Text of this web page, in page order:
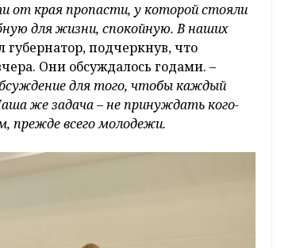
от края пропасти, у которой стояли
для жизни, спокойную. В наших
губернатор, подчеркнув, что
Они обсуждалось годами. –
для того, чтобы каждый
же задача – не принуждать кого-
прежде всего молодежи.